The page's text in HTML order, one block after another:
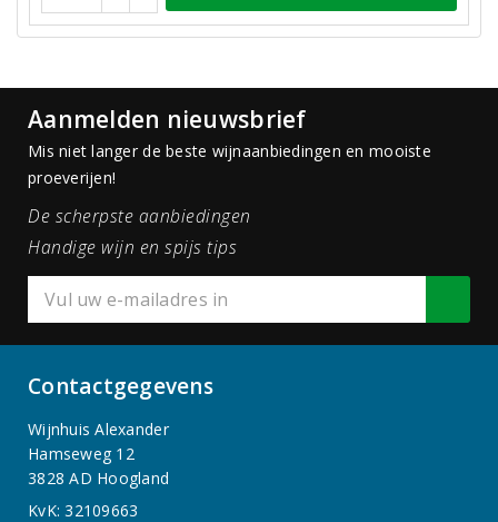
Aanmelden nieuwsbrief
Mis niet langer de beste wijnaanbiedingen en mooiste
proeverijen!
De scherpste aanbiedingen
Handige wijn en spijs tips
Contactgegevens
Wijnhuis Alexander
Hamseweg 12
3828 AD Hoogland
KvK: 32109663